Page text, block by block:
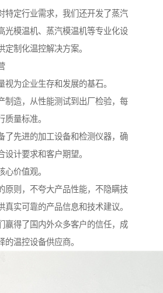
特定行业需求，我们还开发了蒸汽
光模温机、蒸汽模温机等专业化设
制化温控解决方案。
视为企业生存和发展的基石。
制造，从性能测试到出厂检验，每
量标准。
了先进的加工设备和检测仪器，确
计要求和客户期望。
价值观。
原则，不夸大产品性能，不隐瞒技
真实可靠的产品信息和技术建议。
赢得了国内外众多客户的信任，成
的温控设备供应商。